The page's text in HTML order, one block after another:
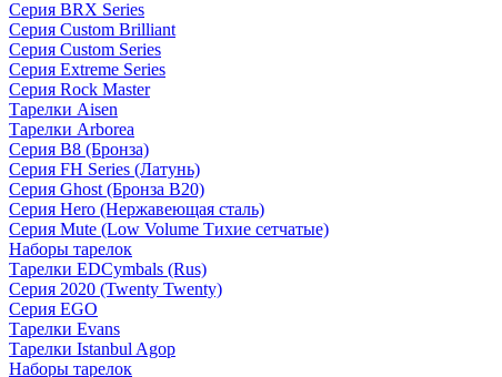
Серия BRX Series
Серия Custom Brilliant
Серия Custom Series
Серия Extreme Series
Серия Rock Master
Тарелки Aisen
Тарелки Arborea
Серия B8 (Бронза)
Серия FH Series (Латунь)
Серия Ghost (Бронза B20)
Серия Hero (Нержавеющая сталь)
Серия Mute (Low Volume Тихие сетчатые)
Наборы тарелок
Тарелки EDCymbals (Rus)
Серия 2020 (Twenty Twenty)
Серия EGO
Тарелки Evans
Тарелки Istanbul Agop
Наборы тарелок